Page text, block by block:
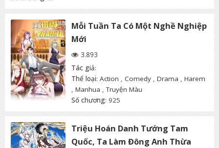
Mỗi Tuần Ta Có Một Nghề Nghiệp
Mới
3.893
Tác giả:
Thể loại: Action , Comedy , Drama , Harem
, Manhua ,Truyện Màu
Số chương: 925
Triệu Hoán Danh Tướng Tam
Quốc, Ta Làm Đông Anh Thừa